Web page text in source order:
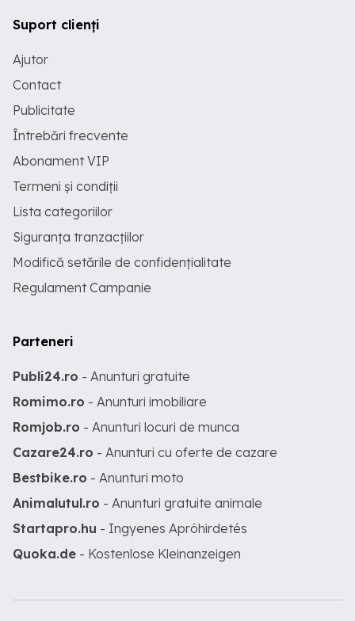
Suport clienți
Ajutor
Contact
Publicitate
Întrebări frecvente
Abonament VIP
Termeni și condiții
Lista categoriilor
Siguranța tranzacțiilor
Modifică setările de confidențialitate
Regulament Campanie
Parteneri
Publi24.ro - Anunturi gratuite
Romimo.ro - Anunturi imobiliare
Romjob.ro - Anunturi locuri de munca
Cazare24.ro - Anunturi cu oferte de cazare
Bestbike.ro - Anunturi moto
Animalutul.ro - Anunturi gratuite animale
Startapro.hu - Ingyenes Apróhirdetés
Quoka.de - Kostenlose Kleinanzeigen